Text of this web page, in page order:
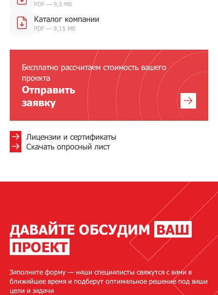
PDF — 9,3 Мб
Каталог компании
PDF — 9,15 Мб
Бесплатно рассчитаем стоимость вашего
проекта
Отправить
заявку
Лицензии и сертификаты
Скачать опросный лист
ДАВАЙТЕ ОБСУДИМ ВАШ
ПРОЕКТ
Заполните форму — наши специалисты свяжутся с вами в
ближайшее время и подберут оптимальное решение под ваши
цели и задачи